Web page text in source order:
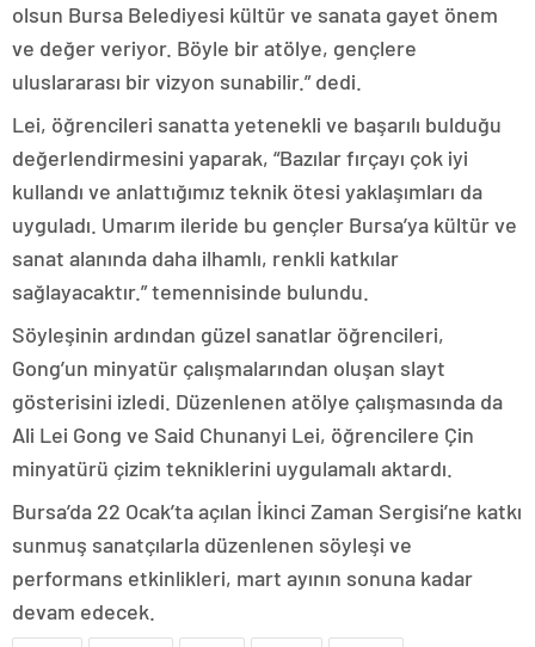
olsun Bursa Belediyesi kültür ve sanata gayet önem
ve değer veriyor. Böyle bir atölye, gençlere
uluslararası bir vizyon sunabilir.” dedi.
Lei, öğrencileri sanatta yetenekli ve başarılı bulduğu
değerlendirmesini yaparak, “Bazılar fırçayı çok iyi
kullandı ve anlattığımız teknik ötesi yaklaşımları da
uyguladı. Umarım ileride bu gençler Bursa’ya kültür ve
sanat alanında daha ilhamlı, renkli katkılar
sağlayacaktır.” temennisinde bulundu.
Söyleşinin ardından güzel sanatlar öğrencileri,
Gong’un minyatür çalışmalarından oluşan slayt
gösterisini izledi. Düzenlenen atölye çalışmasında da
Ali Lei Gong ve Said Chunanyi Lei, öğrencilere Çin
minyatürü çizim tekniklerini uygulamalı aktardı.
Bursa’da 22 Ocak’ta açılan İkinci Zaman Sergisi’ne katkı
sunmuş sanatçılarla düzenlenen söyleşi ve
performans etkinlikleri, mart ayının sonuna kadar
devam edecek.